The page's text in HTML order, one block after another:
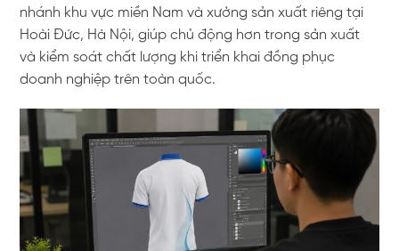
nhánh khu vực miền Nam và xưởng sản xuất riêng tại
Hoài Đức, Hà Nội, giúp chủ động hơn trong sản xuất
và kiểm soát chất lượng khi triển khai đồng phục
doanh nghiệp trên toàn quốc.